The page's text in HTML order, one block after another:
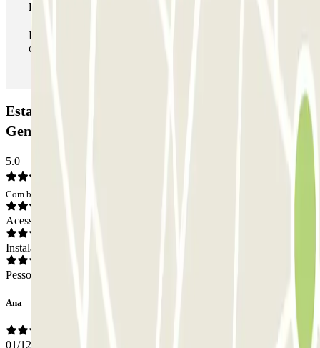
Passe ilimitado
Durante a sua estadia, pode entrar e sair do parque de
estacionamento as vezes que quiser.
Estacionamento AENA Aeropuerto de Pamplona -
General: Opiniões
5.0
Com base em 1 opiniões
Acesso
Instalações
Pessoal
Ana
01/12/2025